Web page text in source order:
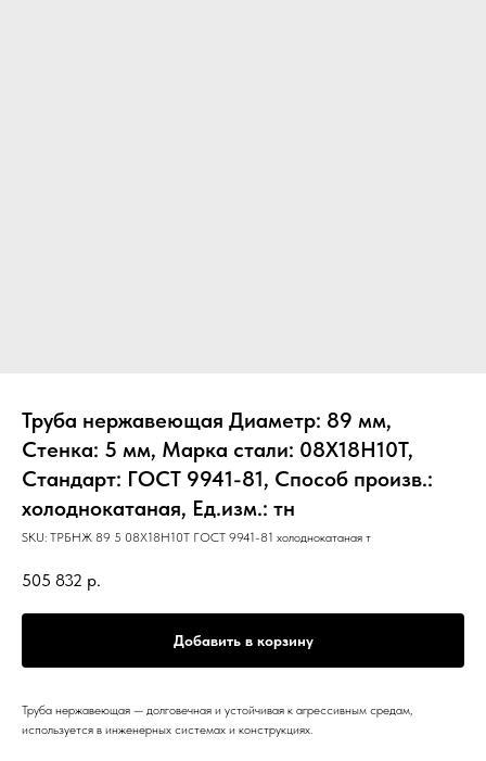
Труба нержавеющая Диаметр: 89 мм,
Стенка: 5 мм, Марка стали: 08Х18Н10Т,
Стандарт: ГОСТ 9941-81, Способ произв.:
холоднокатаная, Ед.изм.: тн
SKU: ТРБНЖ 89 5 08Х18Н10Т ГОСТ 9941-81 холоднокатаная т
505 832 р.
Добавить в корзину
Труба нержавеющая — долговечная и устойчивая к агрессивным средам,
используется в инженерных системах и конструкциях.